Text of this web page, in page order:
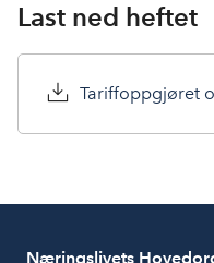
Last ned heftet
Tariffoppgjøret
Næringslivets